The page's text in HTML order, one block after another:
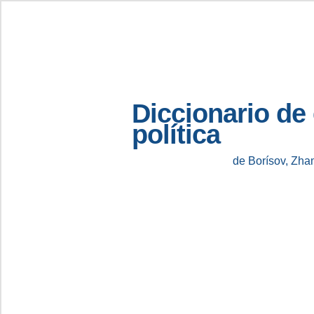
Diccionario de
política
de Borísov,